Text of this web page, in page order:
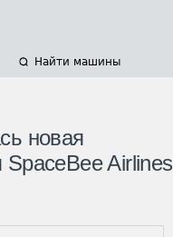
Найти машины
новая
SpaceBee Airlines